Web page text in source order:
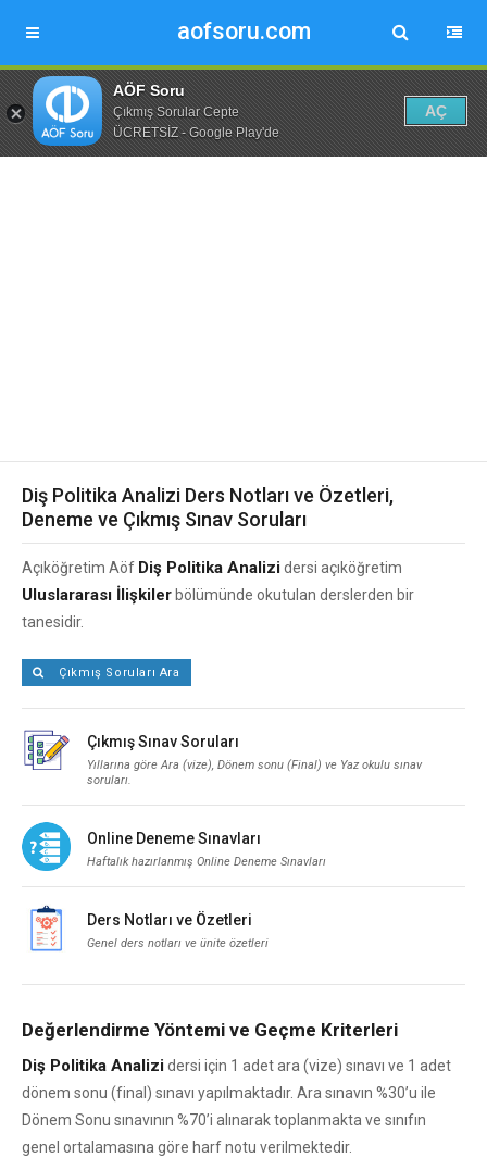
aofsoru.com
AÖF Soru
Çıkmış Sorular Cepte
ÜCRETSİZ - Google Play'de
AÇ
Diş Politika Analizi Ders Notları ve Özetleri,
Deneme ve Çıkmış Sınav Soruları
Açıköğretim Aöf Diş Politika Analizidersi açıköğretim
Uluslararası İlişkiler bölümünde okutulan derslerden bir
tanesidir.
Çıkmış Soruları Ara
Çıkmış Sınav Soruları
Yıllarına göre Ara (vize), Dönem sonu (Final) ve Yaz okulu sınav
soruları.
Online Deneme Sınavları
Haftalık hazırlanmış Online Deneme Sınavları
Ders Notları ve Özetleri
Genel ders notları ve ünite özetleri
Değerlendirme Yöntemi ve Geçme Kriterleri
Diş Politika Analizidersi için 1 adet ara (vize) sınavı ve 1 adet
dönem sonu (final) sınavı yapılmaktadır. Ara sınavın %30’u ile
Dönem Sonu sınavının %70’i alınarak toplanmakta ve sınıfın
genel ortalamasına göre harf notu verilmektedir.